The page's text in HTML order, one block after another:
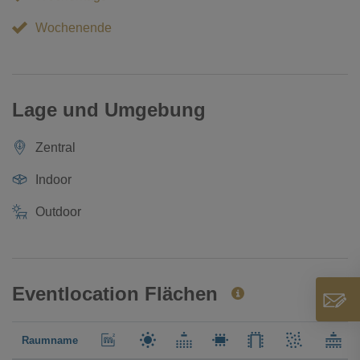
Wochenende
Lage und Umgebung
Zentral
Indoor
Outdoor
Eventlocation Flächen
Raumname